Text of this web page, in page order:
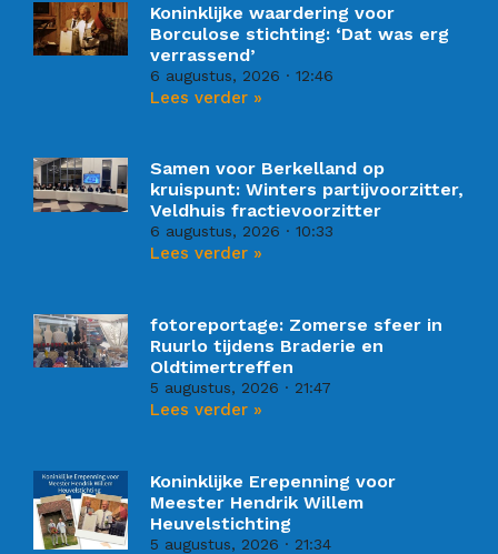
Koninklijke waardering voor
Borculose stichting: ‘Dat was erg
verrassend’
6 augustus, 2026 12:46
Lees verder »
Samen voor Berkelland op
kruispunt: Winters partijvoorzitter,
Veldhuis fractievoorzitter
6 augustus, 2026 10:33
Lees verder »
fotoreportage: Zomerse sfeer in
Ruurlo tijdens Braderie en
Oldtimertreffen
5 augustus, 2026 21:47
Lees verder »
Koninklijke Erepenning voor
Meester Hendrik Willem
Heuvelstichting
5 augustus, 2026 21:34